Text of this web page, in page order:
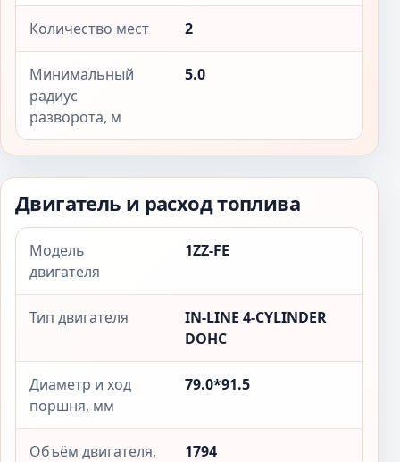
Количество мест 2
Минимальный
радиус
разворота, м
5.0
Двигатель и расход топлива
Модель
двигателя
1ZZ-FE
Тип двигателя
IN-LINE 4-CYLINDER
DOHC
Диаметр и ход
поршня, мм
79.0*91.5
Объём двигателя,
1794